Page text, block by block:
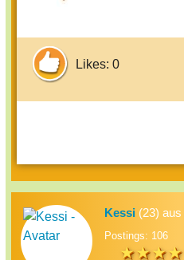
Likes: 0
Kessi (23)
Postings: 106